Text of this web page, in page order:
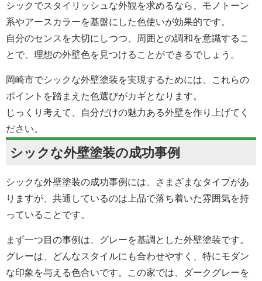
シックでスタイリッシュな外観を求めるなら、モノトーン
系やアースカラーを基盤にした色使いが効果的です。
自分のセンスを大切にしつつ、周囲との調和を意識するこ
とで、理想の外壁色を見つけることができるでしょう。
岡崎市でシックな外壁塗装を実現するためには、これらの
ポイントを踏まえた色選びがカギとなります。
じっくり考えて、自分だけの魅力ある外壁を作り上げてく
ださい。
シックな外壁塗装の成功事例
シックな外壁塗装の成功事例には、さまざまなタイプがあ
りますが、共通しているのは上品で落ち着いた雰囲気を持
っていることです。
まず一つ目の事例は、グレーを基調とした外壁塗装です。
グレーは、どんなスタイルにも合わせやすく、特にモダン
な印象を与える色合いです。この家では、ダークグレーを